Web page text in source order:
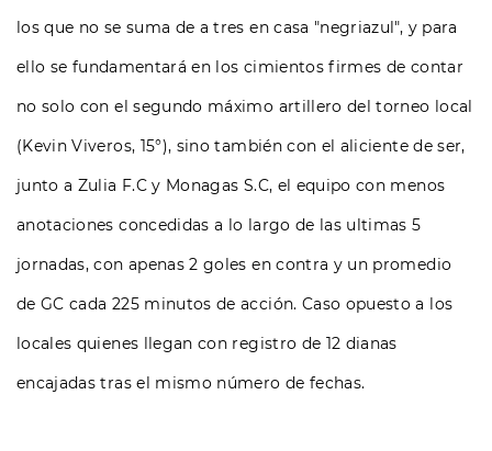
los que no se suma de a tres en casa "negriazul", y para
ello se fundamentará en los cimientos firmes de contar
no solo con el segundo máximo artillero del torneo local
(Kevin Viveros, 15°), sino también con el aliciente de ser,
junto a Zulia F.C y Monagas S.C, el equipo con menos
anotaciones concedidas a lo largo de las ultimas 5
jornadas, con apenas 2 goles en contra y un promedio
de GC cada 225 minutos de acción. Caso opuesto a los
locales quienes llegan con registro de 12 dianas
encajadas tras el mismo número de fechas.